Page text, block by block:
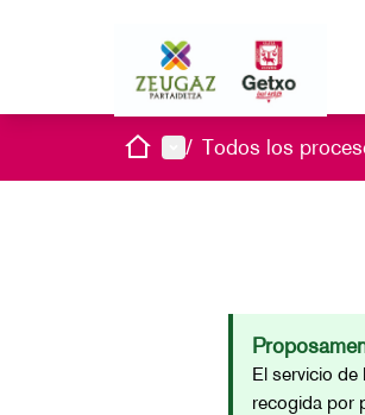
InicioMenú principal
/ Todos los
El servicio de
recogida por